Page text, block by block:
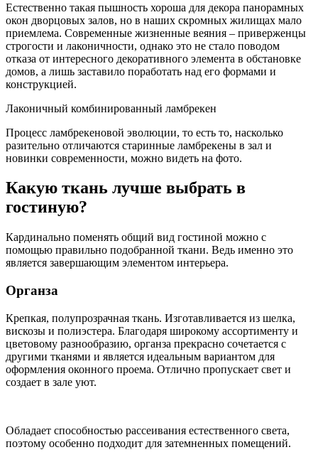
Естественно такая пышность хороша для декора панорамных
окон дворцовых залов, но в наших скромных жилищах мало
приемлема. Современные жизненные веяния – приверженцы
строгости и лаконичности, однако это не стало поводом
отказа от интересного декоративного элемента в обстановке
домов, а лишь заставило поработать над его формами и
конструкцией.
Лаконичный комбинированный ламбрекен
Процесс ламбрекеновой эволюции, то есть то, насколько
разительно отличаются старинные ламбрекены в зал и
новинки современности, можно видеть на фото.
Какую ткань лучше выбрать в
гостиную?
Кардинально поменять общий вид гостиной можно с
помощью правильно подобранной ткани. Ведь именно это
является завершающим элементом интерьера.
Органза
Крепкая, полупрозрачная ткань. Изготавливается из шелка,
вискозы и полиэстера. Благодаря широкому ассортименту и
цветовому разнообразию, органза прекрасно сочетается с
другими тканями и является идеальным вариантом для
оформления оконного проема. Отлично пропускает свет и
создает в зале уют.
Обладает способностью рассеивания естественного света,
поэтому особенно подходит для затемненных помещений.